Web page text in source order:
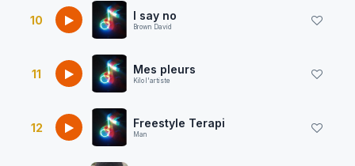
10 I say no
Brown David
11 Mes pleurs
Kilo l'artiste
12 Freestyle Terapi
Man